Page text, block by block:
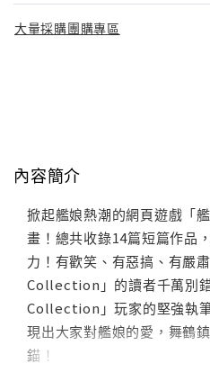
大量採購團購專區
內容簡介
掀起艦娘熱潮的網頁遊戲「
畫！總共收錄14篇短篇作品
力！有歡笑、有惡搞、有嚴
Collection」的讀者千萬別
Collection」玩家的堅強執
現出大家對艦娘的愛，舞鶴
錨！